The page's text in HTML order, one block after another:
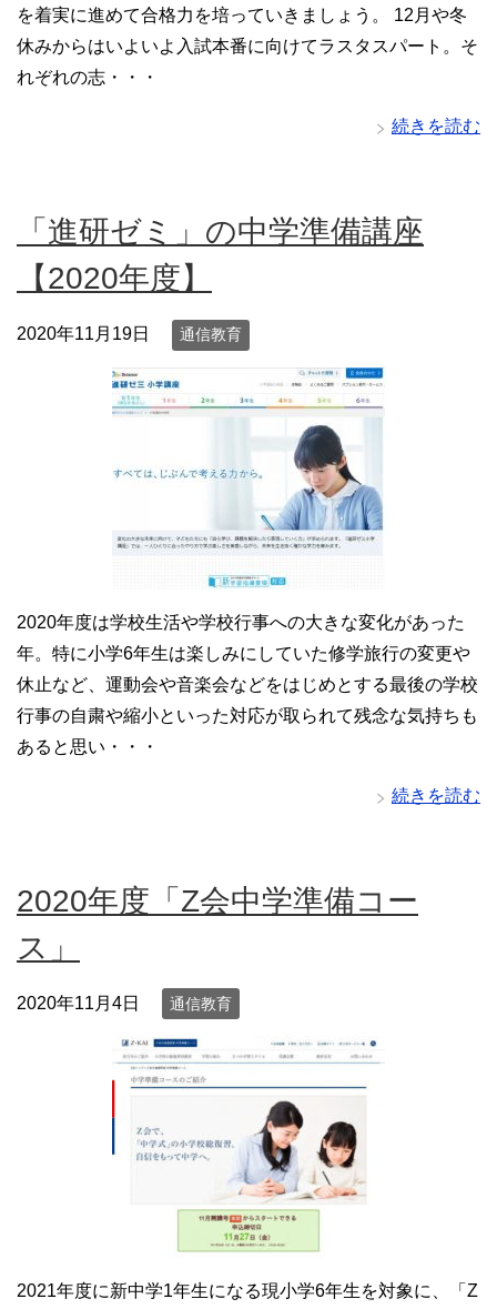
を着実に進めて合格力を培っていきましょう。 12月や冬
休みからはいよいよ入試本番に向けてラスタスパート。そ
れぞれの志・・・
続きを読む
「進研ゼミ」の中学準備講座
【2020年度】
2020年11月19日 通信教育
2020年度は学校生活や学校行事への大きな変化があった
年。特に小学6年生は楽しみにしていた修学旅行の変更や
休止など、運動会や音楽会などをはじめとする最後の学校
行事の自粛や縮小といった対応が取られて残念な気持ちも
あると思い・・・
続きを読む
2020年度「Z会中学準備コー
ス」
2020年11月4日 通信教育
2021年度に新中学1年生になる現小学6年生を対象に、「Z